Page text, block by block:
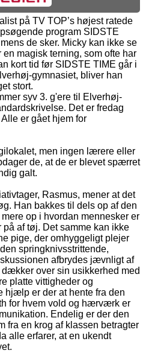
på TV TOP’s højest ratede
program SIDSTE
de sker. Micky kan ikke se
magisk terning, som ofte har
kort tid før SIDSTE TIME går i
gymnasiet, bliver han
stort.
syv 3. g'ere til Elverhøj-
Det er fredag
er gået hjem for
men ingen lærere eller
de, at de er blevet spærret
galt.
Rasmus, mener at det
Han bakkes til dels op af den
op i hvordan mennesker er
af tøj. Det samme kan ikke
pige, der omhyggeligt plejer
springknivsstrittende,
afbrydes jævnligt af
over sin usikkerhed med
platte vittigheder og
hjælp er der at hente fra den
for hvem vold og hærværk er
Endelig er der den
fra en krog af klassen betragter
alle erfarer, at en ukendt